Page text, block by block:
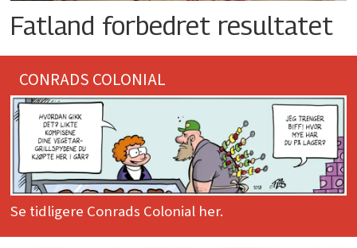
Fatland forbedret resultatet
CONRADS COLONIAL
Se tidligere Conrads Colonial her.